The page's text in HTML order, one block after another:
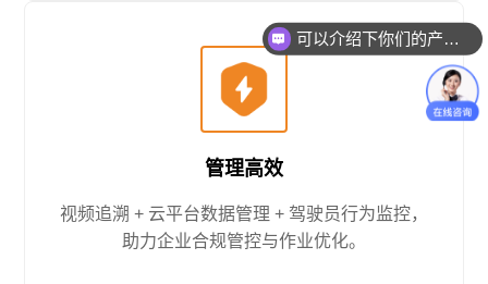
管理高效
视频追溯 + 云平台数据管理 + 驾驶员行为监控，
助力企业合规管控与作业优化。
可以介绍下你们的产品么？